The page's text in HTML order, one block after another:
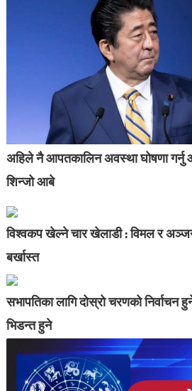
अहिले नै आपतकालिन अवस्था घोषणा
शिन्जो आबे
विश्वकप खेल्ने चार खेलाडी : विमल र
बर्खास्त
सभापतिका लागि दोस्रो चरणको निर्वाचन
भिडन्त हुने